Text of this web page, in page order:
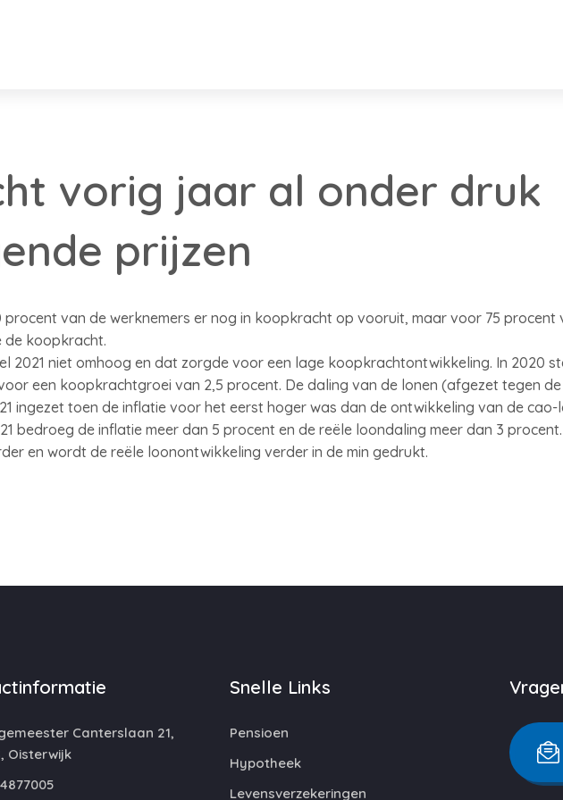
vorig jaar al onder druk
prijzen
procent van de werknemers er nog in koopkracht op vooruit, maar voor 75 procent
de koopkracht.
2021 niet omhoog en dat zorgde voor een lage koopkrachtontwikkeling. In 2020
een koopkrachtgroei van 2,5 procent. De daling van de lonen (afgezet tegen de
ingezet toen de inflatie voor het eerst hoger was dan de ontwikkeling van de cao-
bedroeg de inflatie meer dan 5 procent en de reële loondaling meer dan 3
en wordt de reële loonontwikkeling verder in de min gedrukt.
Canterslaan 21,
Oisterwijk
Snelle Links
Pensioen
Hypotheek
Levensverzekeringen